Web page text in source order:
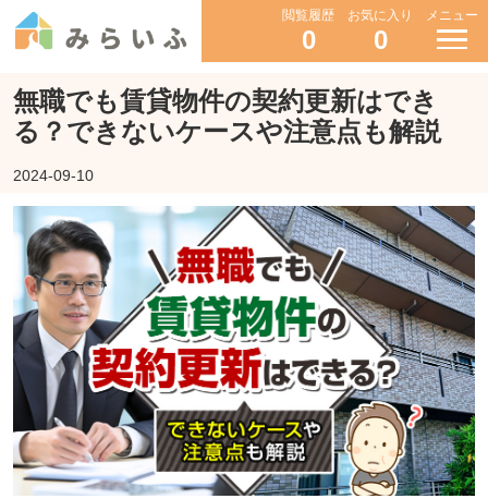
閲覧履歴
0
お気に入り
0
メニュー
無職でも賃貸物件の契約更新はでき
る？できないケースや注意点も解説
2024-09-10